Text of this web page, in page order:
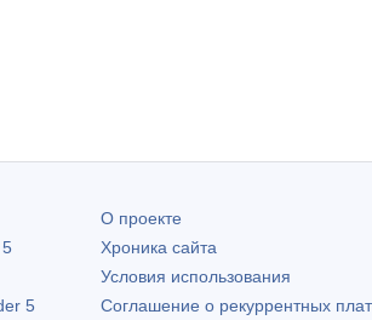
5
О проекте
Хроника сайта
Условия использования
Соглашение о рекуррентных